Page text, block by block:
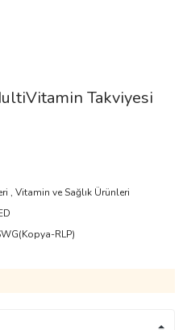
Takviyesi
,Vitamin ve Sağlık Ürünleri
RLP)